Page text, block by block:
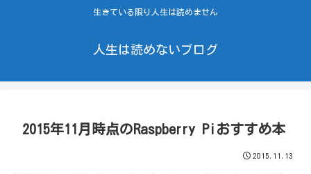
生きている限り人生は読めません
人生は読めないブログ
2015年11月時点のRaspberry Piおすすめ本
2015.11.13